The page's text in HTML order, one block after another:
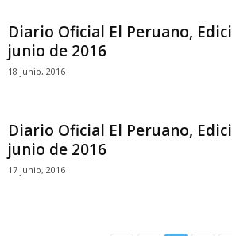
Diario Oficial El Peruano,
junio de 2016
18 junio, 2016
Diario Oficial El Peruano,
junio de 2016
17 junio, 2016